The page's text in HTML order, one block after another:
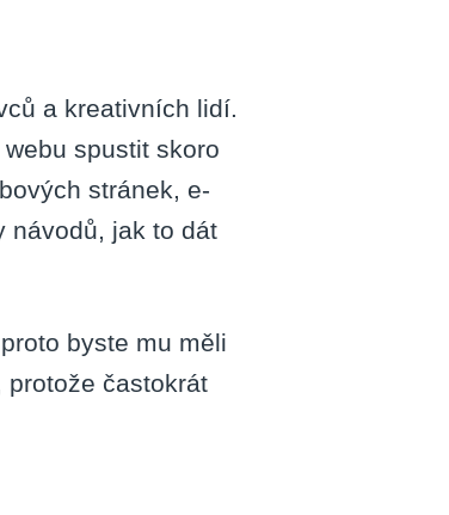
a kreativních lidí.
spustit skoro
stránek, e-
návodů, jak to dát
byste mu měli
protože častokrát